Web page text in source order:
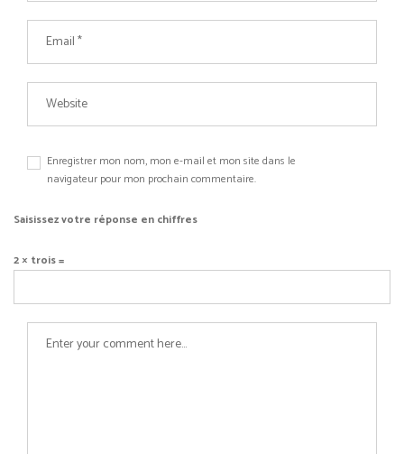
Enregistrer mon nom, mon e-mail et mon site dans le
navigateur pour mon prochain commentaire.
Saisissez votre réponse en chiffres
2 × trois =